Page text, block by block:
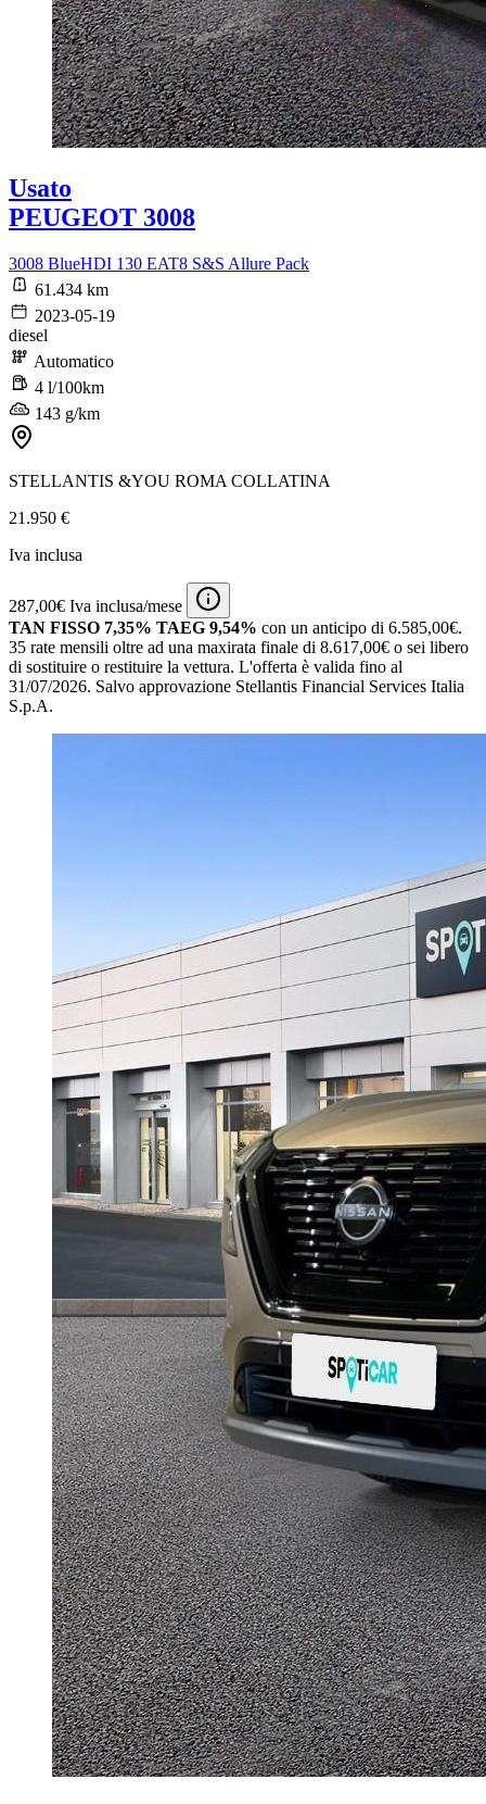
Usato
PEUGEOT 3008
3008 BlueHDI 130 EAT8 S&S Allure Pack
61.434 km
2023-05-19
diesel
Automatico
4 l/100km
143 g/km
STELLANTIS &YOU ROMA COLLATINA
21.950 €
Iva inclusa
287,00€ Iva inclusa/mese
TAN FISSO 7,35% TAEG 9,54% con un anticipo di 6.585,00€.
35 rate mensili oltre ad una maxirata finale di 8.617,00€ o sei libero
di sostituire o restituire la vettura. L'offerta è valida fino al
31/07/2026. Salvo approvazione Stellantis Financial Services Italia
S.p.A.